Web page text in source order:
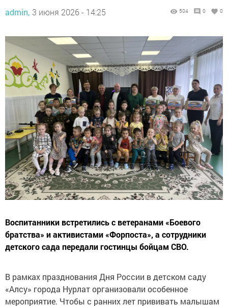
admin, 3 июня 2026 - 14:25 504 0 0
Воспитанники встретились с ветеранами «Боевого
братства» и активистами «Форпоста», а сотрудники
детского сада передали гостинцы бойцам СВО.
В рамках празднования Дня России в детском саду
«Алсу» города Нурлат организовали особенное
мероприятие. Чтобы с ранних лет прививать малышам